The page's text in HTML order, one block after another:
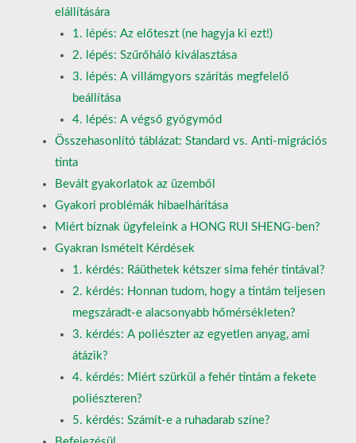
elállítására
1. lépés: Az előteszt (ne hagyja ki ezt!)
2. lépés: Szűrőháló kiválasztása
3. lépés: A villámgyors szárítás megfelelő
beállítása
4. lépés: A végső gyógymód
Összehasonlító táblázat: Standard vs. Anti-migrációs
tinta
Bevált gyakorlatok az üzemből
Gyakori problémák hibaelhárítása
Miért bíznak ügyfeleink a HONG RUI SHENG-ben?
Gyakran Ismételt Kérdések
1. kérdés: Ráüthetek kétszer sima fehér tintával?
2. kérdés: Honnan tudom, hogy a tintám teljesen
megszáradt-e alacsonyabb hőmérsékleten?
3. kérdés: A poliészter az egyetlen anyag, ami
átázik?
4. kérdés: Miért szürkül a fehér tintám a fekete
poliészteren?
5. kérdés: Számít-e a ruhadarab színe?